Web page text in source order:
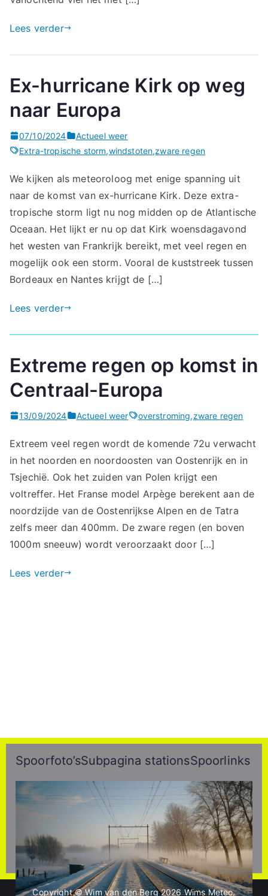
Lees verder
Ex-hurricane Kirk op weg
naar Europa
07/10/2024
Actueel weer
Extra-tropische storm,windstoten,zware regen
We kijken als meteoroloog met enige spanning uit
naar de komst van ex-hurricane Kirk. Deze extra-
tropische storm ligt nu nog midden op de Atlantische
Oceaan. Het lijkt er nu op dat Kirk woensdagavond
het westen van Frankrijk bereikt, met veel regen en
mogelijk ook een storm. Vooral de kuststreek tussen
Bordeaux en Nantes krijgt de […]
Lees verder
Extreme regen op komst in
Centraal-Europa
13/09/2024 Actueel weer overstroming,zware regen
Extreem veel regen wordt de komende 72u verwacht
in het noorden en noordoosten van Oostenrijk en in
Tsjechië. Ook het zuiden van Polen krijgt een
voltreffer. Het Franse model Arpège berekent aan de
noordzijde van de Oostenrijkse Alpen en de Tatra
zelfs meer dan 400mm. De zware regen (en boven
1000m sneeuw) wordt veroorzaakt door […]
Lees verder
Spoorfoto’sSubpagina stationsSpoorlinks
Copyright © Wim van den Berg 2026Wims Meteo.